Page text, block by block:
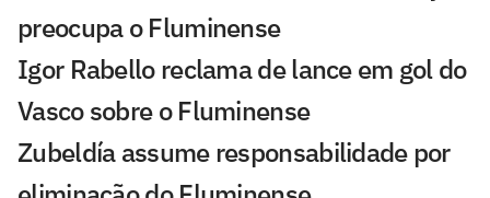
preocupa o Fluminense
Igor Rabello reclama de lance em gol do
Vasco sobre o Fluminense
Zubeldía assume responsabilidade por